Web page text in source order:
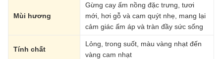
Mùi hương
Gừng cay ấm nồng đặc trưng, tươi
mới, hơi gỗ và cam quýt nhẹ, mang lại
cảm giác ấm áp và tràn đầy sức sống
Tính chất
Lỏng, trong suốt, màu vàng nhạt đến
vàng cam nhạt